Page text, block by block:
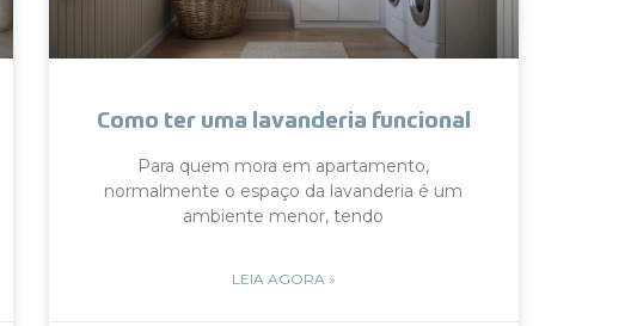
Como ter uma lavanderia funcional
Para quem mora em apartamento,
normalmente o espaço da lavanderia é um
ambiente menor, tendo
LEIA AGORA »